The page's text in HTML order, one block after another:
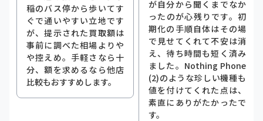
稲のバス停から歩いてす
ぐで通いやすい立地です
が、提示された買取額は
事前に調べた相場よりや
や控えめ。手軽さなら十
分、額を求めるなら他店
比較もおすすめします。
が自分から聞くまでなか
ったのが心残りです。初
期化の手順自体はその場
で見せてくれて不安は消
え、待ち時間も短く済み
ました。Nothing Phone
(2)のような珍しい機種も
値を付けてくれた点は、
素直にありがたかったで
す。